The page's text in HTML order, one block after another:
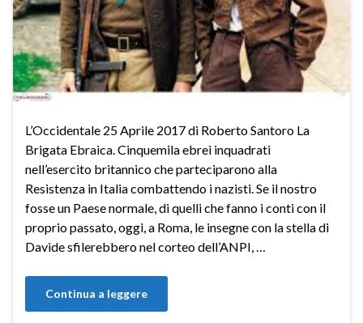
L’Occidentale 25 Aprile 2017 di Roberto Santoro La
Brigata Ebraica. Cinquemila ebrei inquadrati
nell’esercito britannico che parteciparono alla
Resistenza in Italia combattendo i nazisti. Se il nostro
fosse un Paese normale, di quelli che fanno i conti con il
proprio passato, oggi, a Roma, le insegne con la stella di
Davide sfilerebbero nel corteo dell’ANPI, …
Continua a leggere